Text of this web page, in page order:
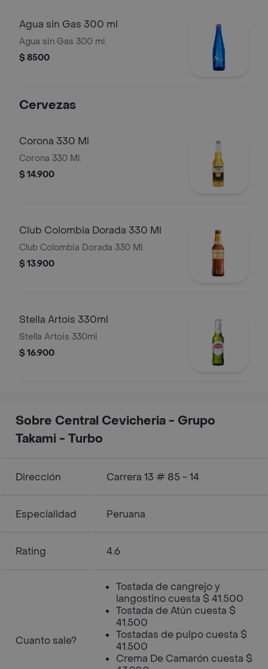
Agua sin Gas 300 ml
Agua sin Gas 300 ml.
$ 8500
Cervezas
Corona 330 Ml
Corona 330 Ml.
$ 14.900
Club Colombia Dorada 330 Ml
Club Colombia Dorada 330 Ml.
$ 13.900
Stella Artois 330ml
Stella Artois 330ml
$ 16.900
Sobre Central Cevicheria - Grupo
Takami - Turbo
Dirección Carrera 13 # 85 - 14
Especialidad Peruana
Rating 4.6
Cuanto sale?
Tostada de cangrejo y
langostino cuesta $ 41.500
Tostada de Atún cuesta $
41.500
Tostadas de pulpo cuesta $
41.500
Crema De Camarón cuesta $